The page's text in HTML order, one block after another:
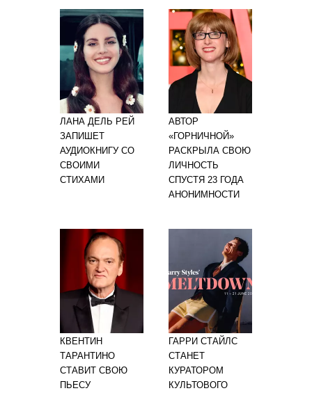
ЛАНА ДЕЛЬ РЕЙ
ЗАПИШЕТ
АУДИОКНИГУ СО
СВОИМИ
СТИХАМИ
АВТОР
«ГОРНИЧНОЙ»
РАСКРЫЛА СВОЮ
ЛИЧНОСТЬ
СПУСТЯ 23 ГОДА
АНОНИМНОСТИ
КВЕНТИН
ТАРАНТИНО
СТАВИТ СВОЮ
ПЬЕСУ
ГАРРИ СТАЙЛС
СТАНЕТ
КУРАТОРОМ
КУЛЬТОВОГО